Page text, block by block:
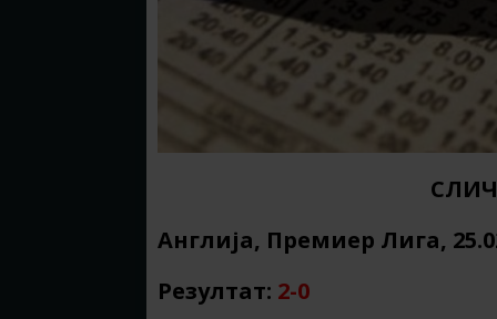
Англија, Премиер Лига,
Резултат: 2-0